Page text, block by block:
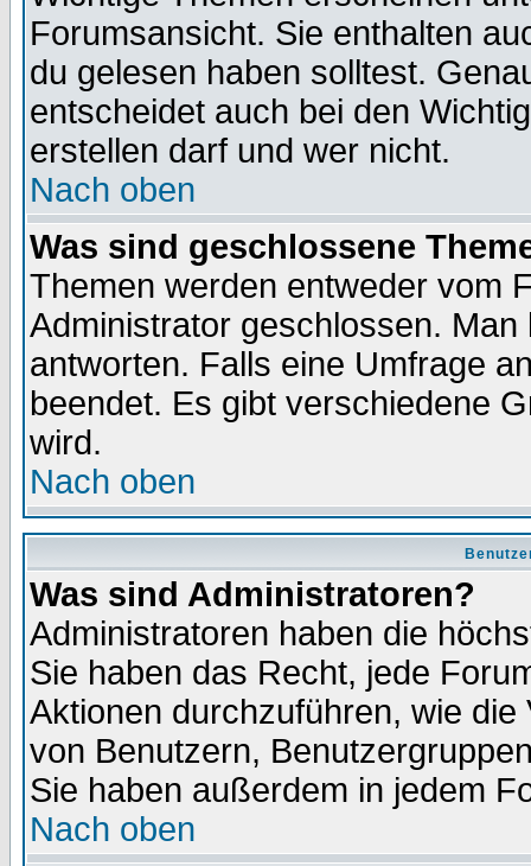
Forumsansicht. Sie enthalten
du gelesen haben solltest.
entscheidet auch bei den
erstellen darf und wer nicht.
Nach oben
Was sind geschlossene
Themen werden entweder vom
Administrator geschlossen.
antworten. Falls eine Umfrage
beendet. Es gibt verschiedene
wird.
Nach oben
Was sind Administratoren?
Administratoren haben die
Sie haben das Recht, jede
Aktionen durchzuführen, wie
von Benutzern,
Sie haben außerdem in jedem
Nach oben